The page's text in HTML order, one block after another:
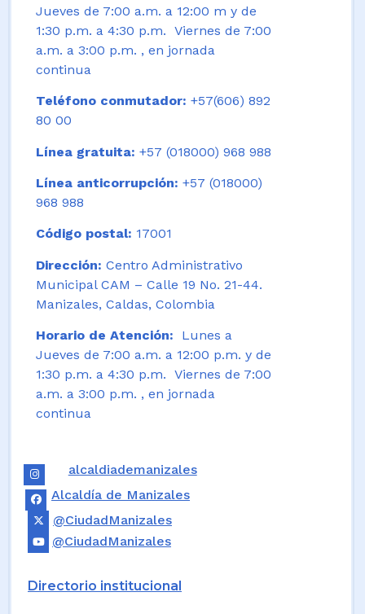
Jueves de 7:00 a.m. a 12:00 m y de
1:30 p.m. a 4:30 p.m. Viernes de 7:00
a.m. a 3:00 p.m. , en jornada
continua
Teléfono conmutador: +57(606) 892
80 00
Línea gratuita: +57 (018000) 968 988
Línea anticorrupción: +57 (018000)
968 988
Código postal: 17001
Dirección: Centro Administrativo
Municipal CAM – Calle 19 No. 21-44.
Manizales, Caldas, Colombia
Horario de Atención: Lunes a
Jueves de 7:00 a.m. a 12:00 p.m. y de
1:30 p.m. a 4:30 p.m. Viernes de 7:00
a.m. a 3:00 p.m. , en jornada
continua
alcaldiademanizales
Alcaldía de Manizales
@CiudadManizales
@CiudadManizales
Directorio institucional